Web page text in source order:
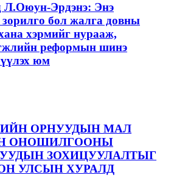
Л.Оюун-Эрдэнэ: Энэ
бол жалга довны
хэрмийг нурааж,
реформын шинэ
юм
ОРНУУДЫН МАЛ
ОНОШИЛГООНЫ
ЗОХИЦУУЛАЛТЫГ
УЛСЫН ХУРАЛД